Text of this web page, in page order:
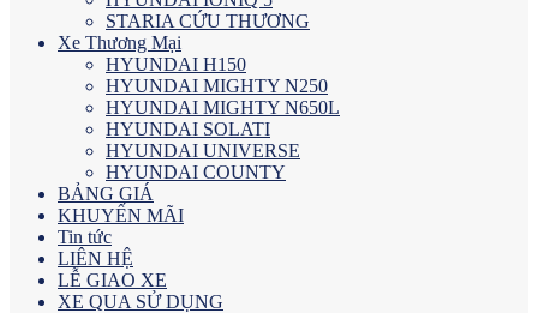
STARIA CỨU THƯƠNG
Xe Thương Mại
HYUNDAI H150
HYUNDAI MIGHTY N250
HYUNDAI MIGHTY N650L
HYUNDAI SOLATI
HYUNDAI UNIVERSE
HYUNDAI COUNTY
BẢNG GIÁ
KHUYẾN MÃI
Tin tức
LIÊN HỆ
LỄ GIAO XE
XE QUA SỬ DỤNG